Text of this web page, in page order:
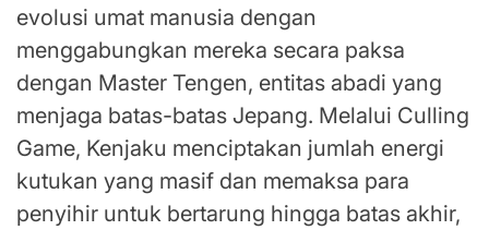
evolusi umat manusia dengan
menggabungkan mereka secara paksa
dengan Master Tengen, entitas abadi yang
menjaga batas-batas Jepang. Melalui Culling
Game, Kenjaku menciptakan jumlah energi
kutukan yang masif dan memaksa para
penyihir untuk bertarung hingga batas akhir,